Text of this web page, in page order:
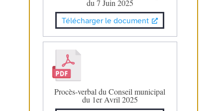
du 7 Juin 2025
Télécharger le document
Procès-verbal du Conseil municipal
du 1er Avril 2025